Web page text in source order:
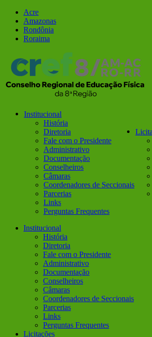
para
conteúdo
Facebook
Instagram
Acre
Amazonas
Rondônia
Roraima
Institucional
História
Diretoria
Fale com o Presidente
Administrativo
Documentação
Conselheiros
Câmaras
Coordenadores de Seccionais
Parcerias
Links
Perguntas Frequentes
Institucional
História
Diretoria
Fale com o Presidente
Administrativo
Documentação
Conselheiros
Câmaras
Coordenadores de Seccionais
Parcerias
Links
Perguntas Frequentes
Licitações